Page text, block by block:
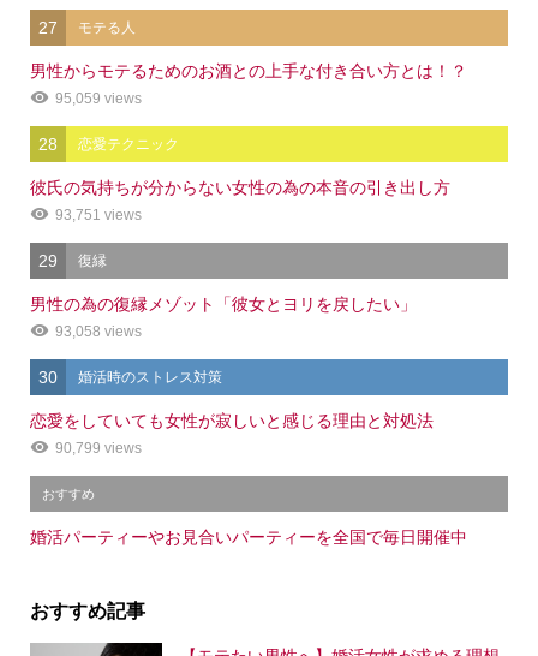
27 モテる人
男性からモテるためのお酒との上手な付き合い方とは！？
95,059 views
28 恋愛テクニック
彼氏の気持ちが分からない女性の為の本音の引き出し方
93,751 views
29 復縁
男性の為の復縁メゾット「彼女とヨリを戻したい」
93,058 views
30 婚活時のストレス対策
恋愛をしていても女性が寂しいと感じる理由と対処法
90,799 views
おすすめ
婚活パーティーやお見合いパーティーを全国で毎日開催中
おすすめ記事